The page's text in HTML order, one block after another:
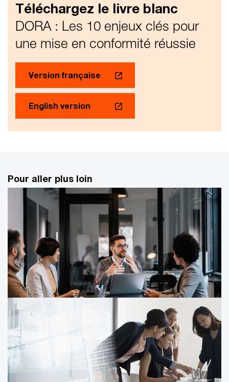
Téléchargez le livre blanc
DORA : Les 10 enjeux clés pour
une mise en conformité réussie
Version française
English version
Pour aller plus loin
La réglementation DORA sur la
résilience opérationnelle numérique
du secteur financier